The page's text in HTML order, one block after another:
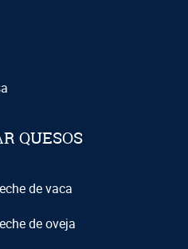
QUESOS
de vaca
de oveja